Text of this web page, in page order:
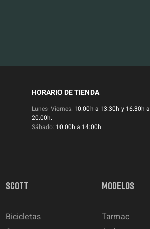
HORARIO DE TIENDA
Lunes- Viernes: 10:00h a 13.30h y 16.30h a
20.00h.
Sábado: 10:00h a 14:00h
SCOTT
Bicicletas
MODELOS
Tarmac